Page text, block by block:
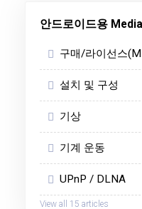
안드로이드용
구매/라이선스
설치 및 구성
기상
기계 운동
UPnP / DLNA
View all 15 articles